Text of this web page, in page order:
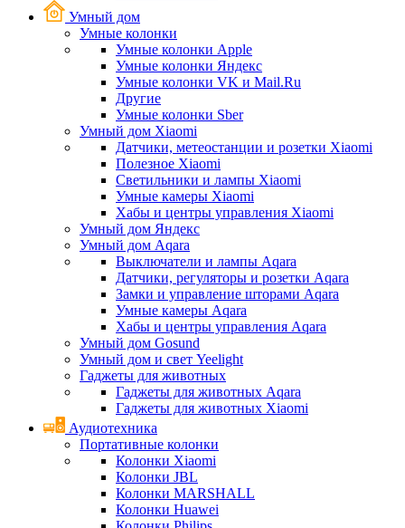
Умный дом
Умные колонки
Умные колонки Apple
Умные колонки Яндекс
Умные колонки VK и Mail.Ru
Другие
Умные колонки Sber
Умный дом Xiaomi
Датчики, метеостанции и розетки Xiaomi
Полезное Xiaomi
Светильники и лампы Xiaomi
Умные камеры Xiaomi
Хабы и центры управления Xiaomi
Умный дом Яндекс
Умный дом Aqara
Выключатели и лампы Aqara
Датчики, регуляторы и розетки Aqara
Замки и управление шторами Aqara
Умные камеры Aqara
Хабы и центры управления Aqara
Умный дом Gosund
Умный дом и свет Yeelight
Гаджеты для животных
Гаджеты для животных Aqara
Гаджеты для животных Xiaomi
Аудиотехника
Портативные колонки
Колонки Xiaomi
Колонки JBL
Колонки MARSHALL
Колонки Huawei